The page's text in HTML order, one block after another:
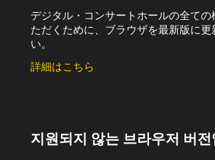
デジタル・コンサートホールの全ての
ただくために、ブラウザを最新版に更
い。
詳細はこちら
지원되지 않는 브라우저 버